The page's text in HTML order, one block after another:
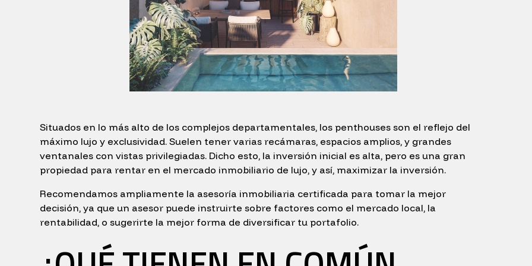
Situados en lo más alto de los complejos departamentales, los penthouses son el reflejo del
máximo lujo y exclusividad. Suelen tener varias recámaras, espacios amplios, y grandes
ventanales con vistas privilegiadas. Dicho esto, la inversión inicial es alta, pero es una gran
propiedad para rentar en el mercado inmobiliario de lujo, y así, maximizar la inversión.
Recomendamos ampliamente la asesoría inmobiliaria certificada para tomar la mejor
decisión, ya que un asesor puede instruirte sobre factores como el mercado local, la
rentabilidad, o sugerirte la mejor forma de diversificar tu portafolio.